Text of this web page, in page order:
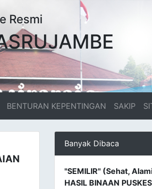
Resmi
BENTURAN KEPENTINGAN SAKIP
Banyak Dibaca
"SEMILIR" (Sehat,
HASIL BINAAN